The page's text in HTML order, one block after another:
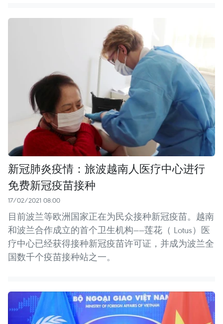
新冠肺炎疫情：旅波越南人医疗中心进行
免费新冠疫苗接种
17/02/2021 08:00
目前波兰等欧洲国家正在为民众接种新冠疫苗。越南
和波兰合作成立的首个卫生机构——莲花（ Lotus）医
疗中心已经获得接种新冠疫苗许可证，并成为波兰全
国数千个疫苗接种站之一。